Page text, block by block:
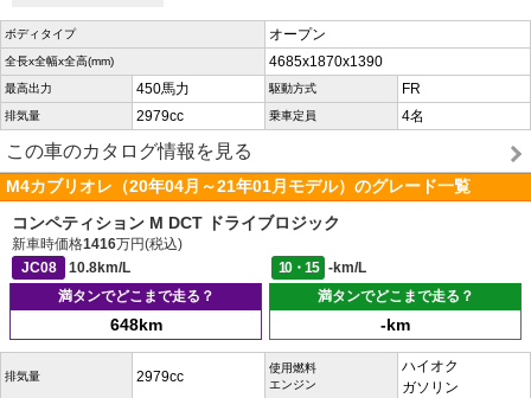
ボディタイプ オープン
全長x全幅x全高(mm) 4685x1870x1390
最高出力 450馬力 駆動方式 FR
排気量 2979cc 乗車定員 4名
この車のカタログ情報を見る
M4カブリオレ（20年04月～21年01月モデル）のグレード一覧
コンペティション M DCT ドライブロジック
新車時価格1416万円(税込)
JC08
10.8km/L 10・15
-km/L
満タンでどこまで走る？
648km
満タンでどこまで走る？
-km
排気量 2979cc
使用燃料
エンジン
ハイオク
ガソリン